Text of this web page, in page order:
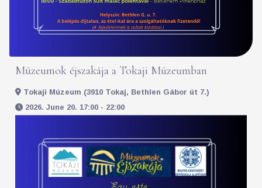
Múzeumok éjszakája a Tokaji Múzeumban
Tokaji Múzeum (3910 Tokaj, Bethlen Gábor út 7.)
2026. June 20. 17:00 - 22:00